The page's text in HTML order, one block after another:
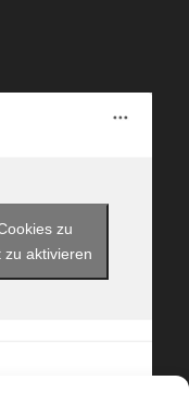
zu
aktivieren